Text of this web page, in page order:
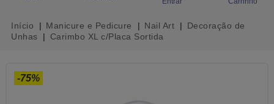
Início Manicure e Pedicure Nail Art
Decoração de
Unhas
Carimbo XL c/Placa Sortida
-75%